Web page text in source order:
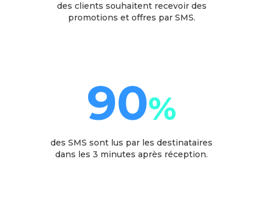
des clients souhaitent recevoir des
promotions et offres par SMS.
90%
des SMS sont lus par les destinataires
dans les 3 minutes après réception.